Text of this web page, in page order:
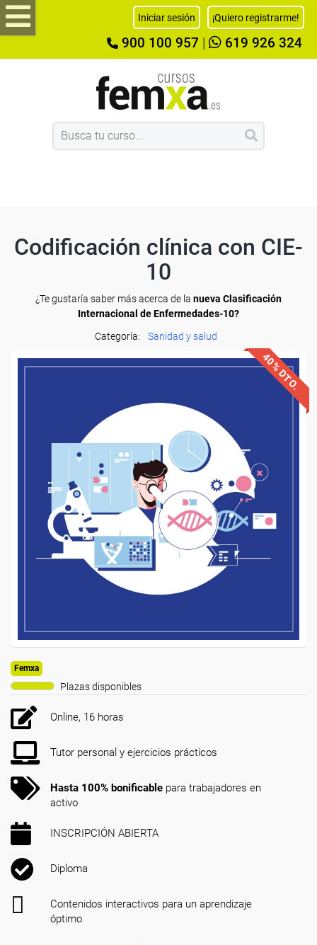
Iniciar sesión ¡Quiero registrarme!
900 100 957 619 926 324
Codificación clínica con CIE-
10
¿Te gustaría saber más acerca de la nueva Clasificación
Internacional de Enfermedades-10?
Categoría:
Sanidad y salud
40% DTO.
Femxa
Plazas disponibles
Online, 16 horas
Tutor personal y ejercicios prácticos
Hasta 100% bonificable para trabajadores en
activo
INSCRIPCIÓN ABIERTA
Diploma
Contenidos interactivos para un aprendizaje
óptimo